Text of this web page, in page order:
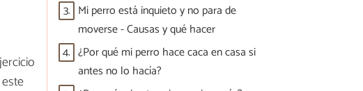
3. Mi perro está inquieto y no para de
moverse - Causas y qué hacer
4. ¿Por qué mi perro hace caca en casa si
antes no lo hacía?